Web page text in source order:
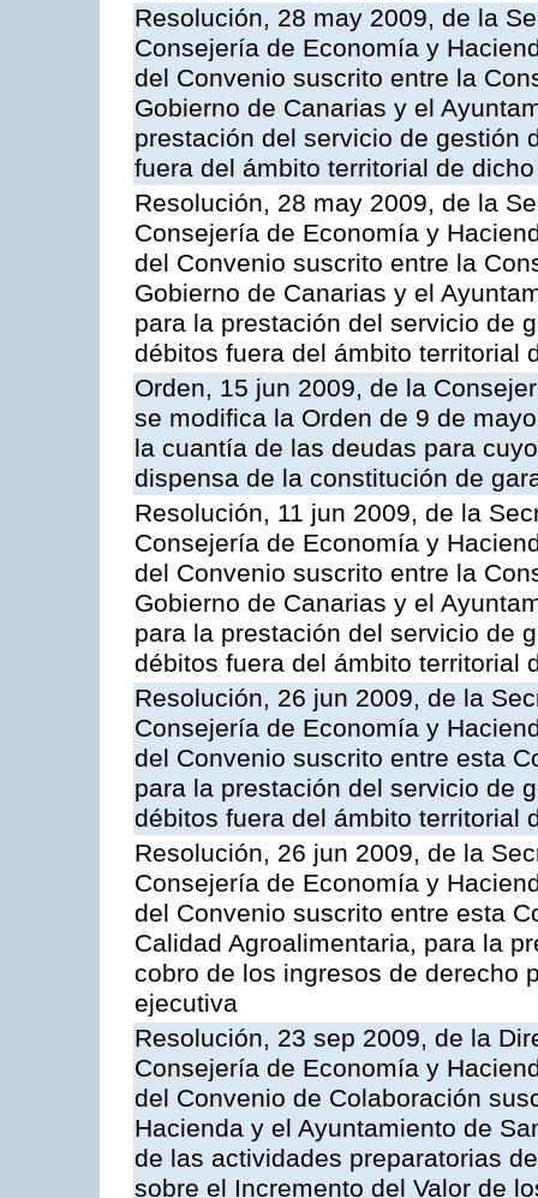
Resolución, 28 may 2009, de la
Consejería de Economía y
del Convenio suscrito entre la
Gobierno de Canarias y el
prestación del servicio de gestión
fuera del ámbito territorial de
Resolución, 28 may 2009, de la
Consejería de Economía y
del Convenio suscrito entre la
Gobierno de Canarias y el
para la prestación del servicio de
débitos fuera del ámbito territorial
Orden, 15 jun 2009, de la
se modifica la Orden de 9 de
la cuantía de las deudas para
dispensa de la constitución de
Resolución, 11 jun 2009, de la
Consejería de Economía y
del Convenio suscrito entre la
Gobierno de Canarias y el
para la prestación del servicio de
débitos fuera del ámbito territorial
Resolución, 26 jun 2009, de la
Consejería de Economía y
del Convenio suscrito entre esta
para la prestación del servicio de
débitos fuera del ámbito territorial
Resolución, 26 jun 2009, de la
Consejería de Economía y
del Convenio suscrito entre esta
Calidad Agroalimentaria, para la
cobro de los ingresos de derecho
ejecutiva
Resolución, 23 sep 2009, de la
Consejería de Economía y
del Convenio de Colaboración
Hacienda y el Ayuntamiento de
de las actividades preparatorias
sobre el Incremento del Valor de